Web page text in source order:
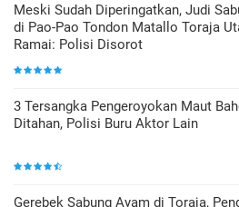
Meski Sudah Diperingatkan, Judi
di Pao-Pao Tondon Matallo Toraja
Ramai: Polisi Disorot
3 Tersangka Pengeroyokan Maut
Ditahan, Polisi Buru Aktor Lain
Gerebek Sabung Ayam di Toraja,